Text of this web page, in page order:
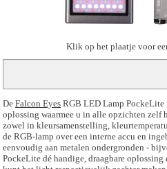
Klik op het plaatje voor
De Falcon Eyes RGB LED Lamp
oplossing waarmee u in alle opzichten zelf
zowel in kleursamenstelling,
de RGB-lamp over een interne accu en
eenvoudig aan metalen ondergronden -
PockeLite dé handige, draagbare